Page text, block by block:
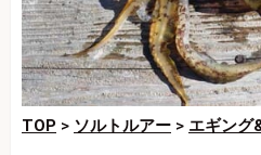
TOP > ソルトルアー > エギング